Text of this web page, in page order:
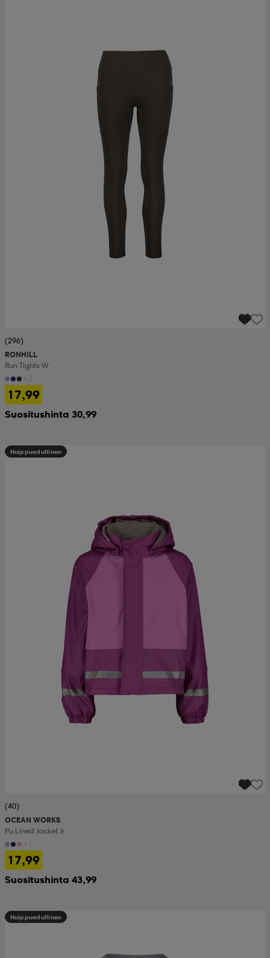
(296)
RONHILL
Run Tights W
17,99
Suositushinta 30,99
Huippuedullinen
(40)
OCEAN WORKS
Pu Lined Jacket Jr
17,99
Suositushinta 43,99
Huippuedullinen